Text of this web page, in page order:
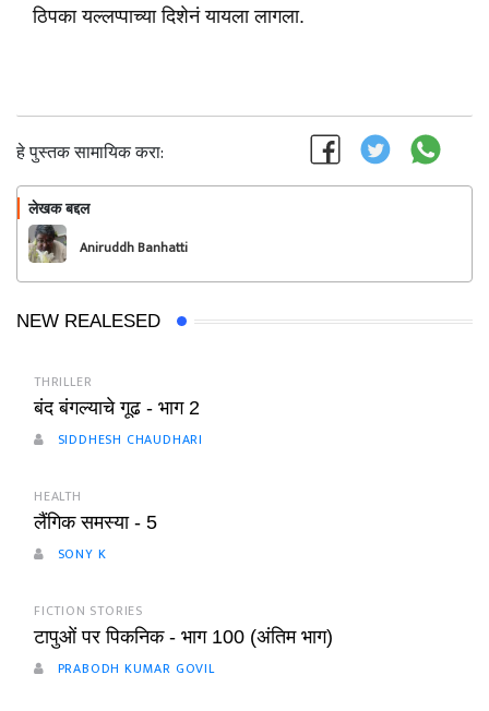
ठिपका यल्लप्पाच्या दिशेनं यायला लागला.
हे पुस्तक सामायिक करा:
लेखक बद्दल
Aniruddh Banhatti
NEW REALESED
THRILLER
बंद बंगल्याचे गूढ - भाग 2
SIDDHESH CHAUDHARI
HEALTH
लैंगिक समस्या - 5
SONY K
FICTION STORIES
टापुओं पर पिकनिक - भाग 100 (अंतिम भाग)
PRABODH KUMAR GOVIL